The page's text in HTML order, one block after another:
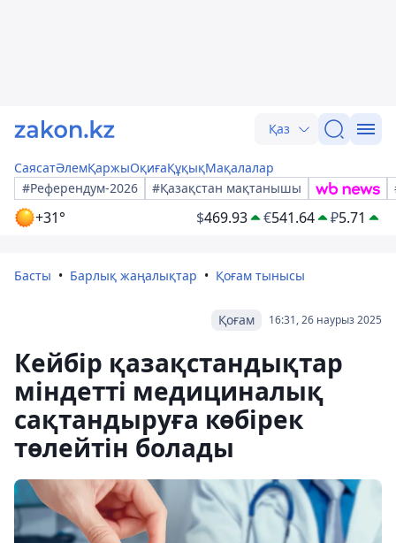
Қаз
СаясатӘлемҚаржыОқиғаҚұқықМақалалар
#Референдум-2026
#Қазақстан мақтанышы
+31° $469.93 €541.64 ₽5.71
Басты Барлық жаңалықтар Қоғам тынысы
16:31, 26 наурыз 2025
Қоғам
Кейбір қазақстандықтар
міндетті медициналық
сақтандыруға көбірек
төлейтін болады